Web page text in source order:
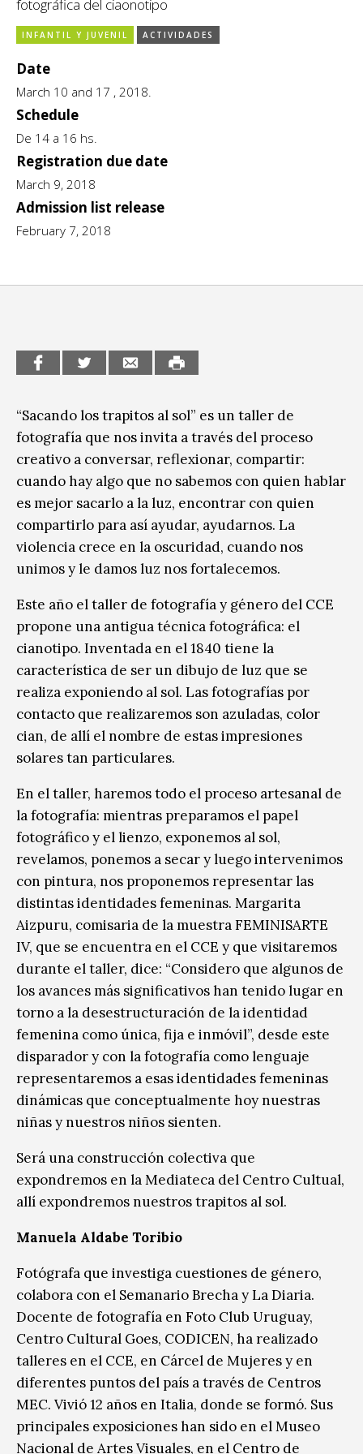
CCE en el interior/libros
Exposiciones
Formación
Género y Diversidad
Infantil y Juvenil
Letras
Medio Ambiente
Sin categoría
fotográfica del ciaonotipo
INFANTIL Y JUVENIL ACTIVIDADES
Date
March 10 and 17 , 2018.
Schedule
De 14 a 16 hs.
Registration due date
March 9, 2018
Admission list release
February 7, 2018
“Sacando los trapitos al sol” es un taller de
fotografía que nos invita a través del proceso
creativo a conversar, reflexionar, compartir:
cuando hay algo que no sabemos con quien hablar
es mejor sacarlo a la luz, encontrar con quien
compartirlo para así ayudar, ayudarnos. La
violencia crece en la oscuridad, cuando nos
unimos y le damos luz nos fortalecemos.
Este año el taller de fotografía y género del CCE
propone una antigua técnica fotográfica: el
cianotipo. Inventada en el 1840 tiene la
característica de ser un dibujo de luz que se
realiza exponiendo al sol. Las fotografías por
contacto que realizaremos son azuladas, color
cian, de allí el nombre de estas impresiones
solares tan particulares.
En el taller, haremos todo el proceso artesanal de
la fotografía: mientras preparamos el papel
fotográfico y el lienzo, exponemos al sol,
revelamos, ponemos a secar y luego intervenimos
con pintura, nos proponemos representar las
distintas identidades femeninas. Margarita
Aizpuru, comisaria de la muestra FEMINISARTE
IV, que se encuentra en el CCE y que visitaremos
durante el taller, dice: “Considero que algunos de
los avances más significativos han tenido lugar en
torno a la desestructuración de la identidad
femenina como única, fija e inmóvil”, desde este
disparador y con la fotografía como lenguaje
representaremos a esas identidades femeninas
dinámicas que conceptualmente hoy nuestras
niñas y nuestros niños sienten.
Será una construcción colectiva que
expondremos en la Mediateca del Centro Cultual,
allí expondremos nuestros trapitos al sol.
Manuela Aldabe Toribio
Fotógrafa que investiga cuestiones de género,
colabora con el Semanario Brecha y La Diaria.
Docente de fotografía en Foto Club Uruguay,
Centro Cultural Goes, CODICEN, ha realizado
talleres en el CCE, en Cárcel de Mujeres y en
diferentes puntos del país a través de Centros
MEC. Vivió 12 años en Italia, donde se formó. Sus
principales exposiciones han sido en el Museo
Nacional de Artes Visuales, en el Centro de